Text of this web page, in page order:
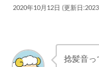
2020年10月12日 (更新日
捻髪音っ